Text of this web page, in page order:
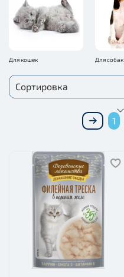
Для кошек Для собак
1